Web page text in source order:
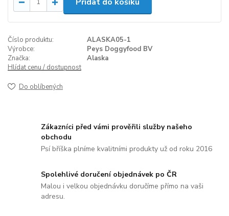
Číslo produktu:
ALASKA05-1
Výrobce:
Peys Doggyfood BV
Značka:
Alaska
Hlídat cenu / dostupnost
Do oblíbených
Zákazníci před vámi prověřili služby našeho
obchodu
Psí bříška plníme kvalitními produkty už od roku 2016
Spolehlivé doručení objednávek po ČR
Malou i velkou objednávku doručíme přímo na vaši
adresu.